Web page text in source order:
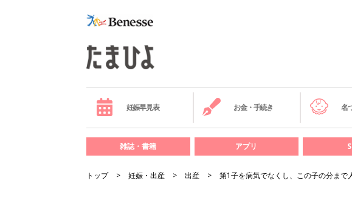
妊娠早見表 お金・手続き 名
雑誌・書籍 アプリ
トップ 妊娠・出産 出産 第1子を病気でなくし、この子の分まで